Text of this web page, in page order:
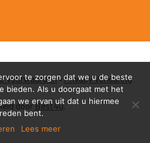
Voorwaarden•Privacy Verklaring
doorBest4u.
te zorgen dat we u de beste
bieden. Als u doorgaat met het
we ervan uit dat u hiermee
bent.
Lees meer